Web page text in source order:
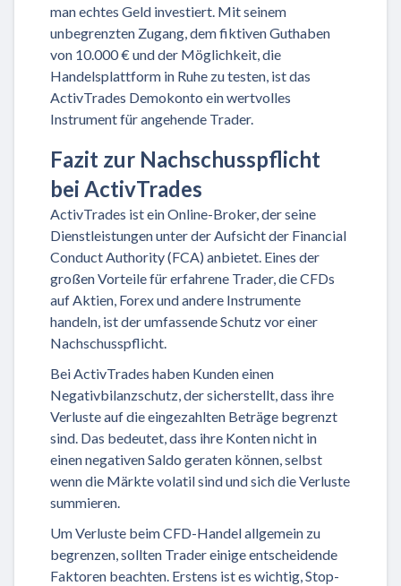
man echtes Geld investiert. Mit seinem
unbegrenzten Zugang, dem fiktiven Guthaben
von 10.000 € und der Möglichkeit, die
Handelsplattform in Ruhe zu testen, ist das
ActivTrades Demokonto ein wertvolles
Instrument für angehende Trader.
Fazit zur Nachschusspflicht
bei ActivTrades
ActivTrades ist ein Online-Broker, der seine
Dienstleistungen unter der Aufsicht der Financial
Conduct Authority (FCA) anbietet. Eines der
großen Vorteile für erfahrene Trader, die CFDs
auf Aktien, Forex und andere Instrumente
handeln, ist der umfassende Schutz vor einer
Nachschusspflicht.
Bei ActivTrades haben Kunden einen
Negativbilanzschutz, der sicherstellt, dass ihre
Verluste auf die eingezahlten Beträge begrenzt
sind. Das bedeutet, dass ihre Konten nicht in
einen negativen Saldo geraten können, selbst
wenn die Märkte volatil sind und sich die Verluste
summieren.
Um Verluste beim CFD-Handel allgemein zu
begrenzen, sollten Trader einige entscheidende
Faktoren beachten. Erstens ist es wichtig, Stop-